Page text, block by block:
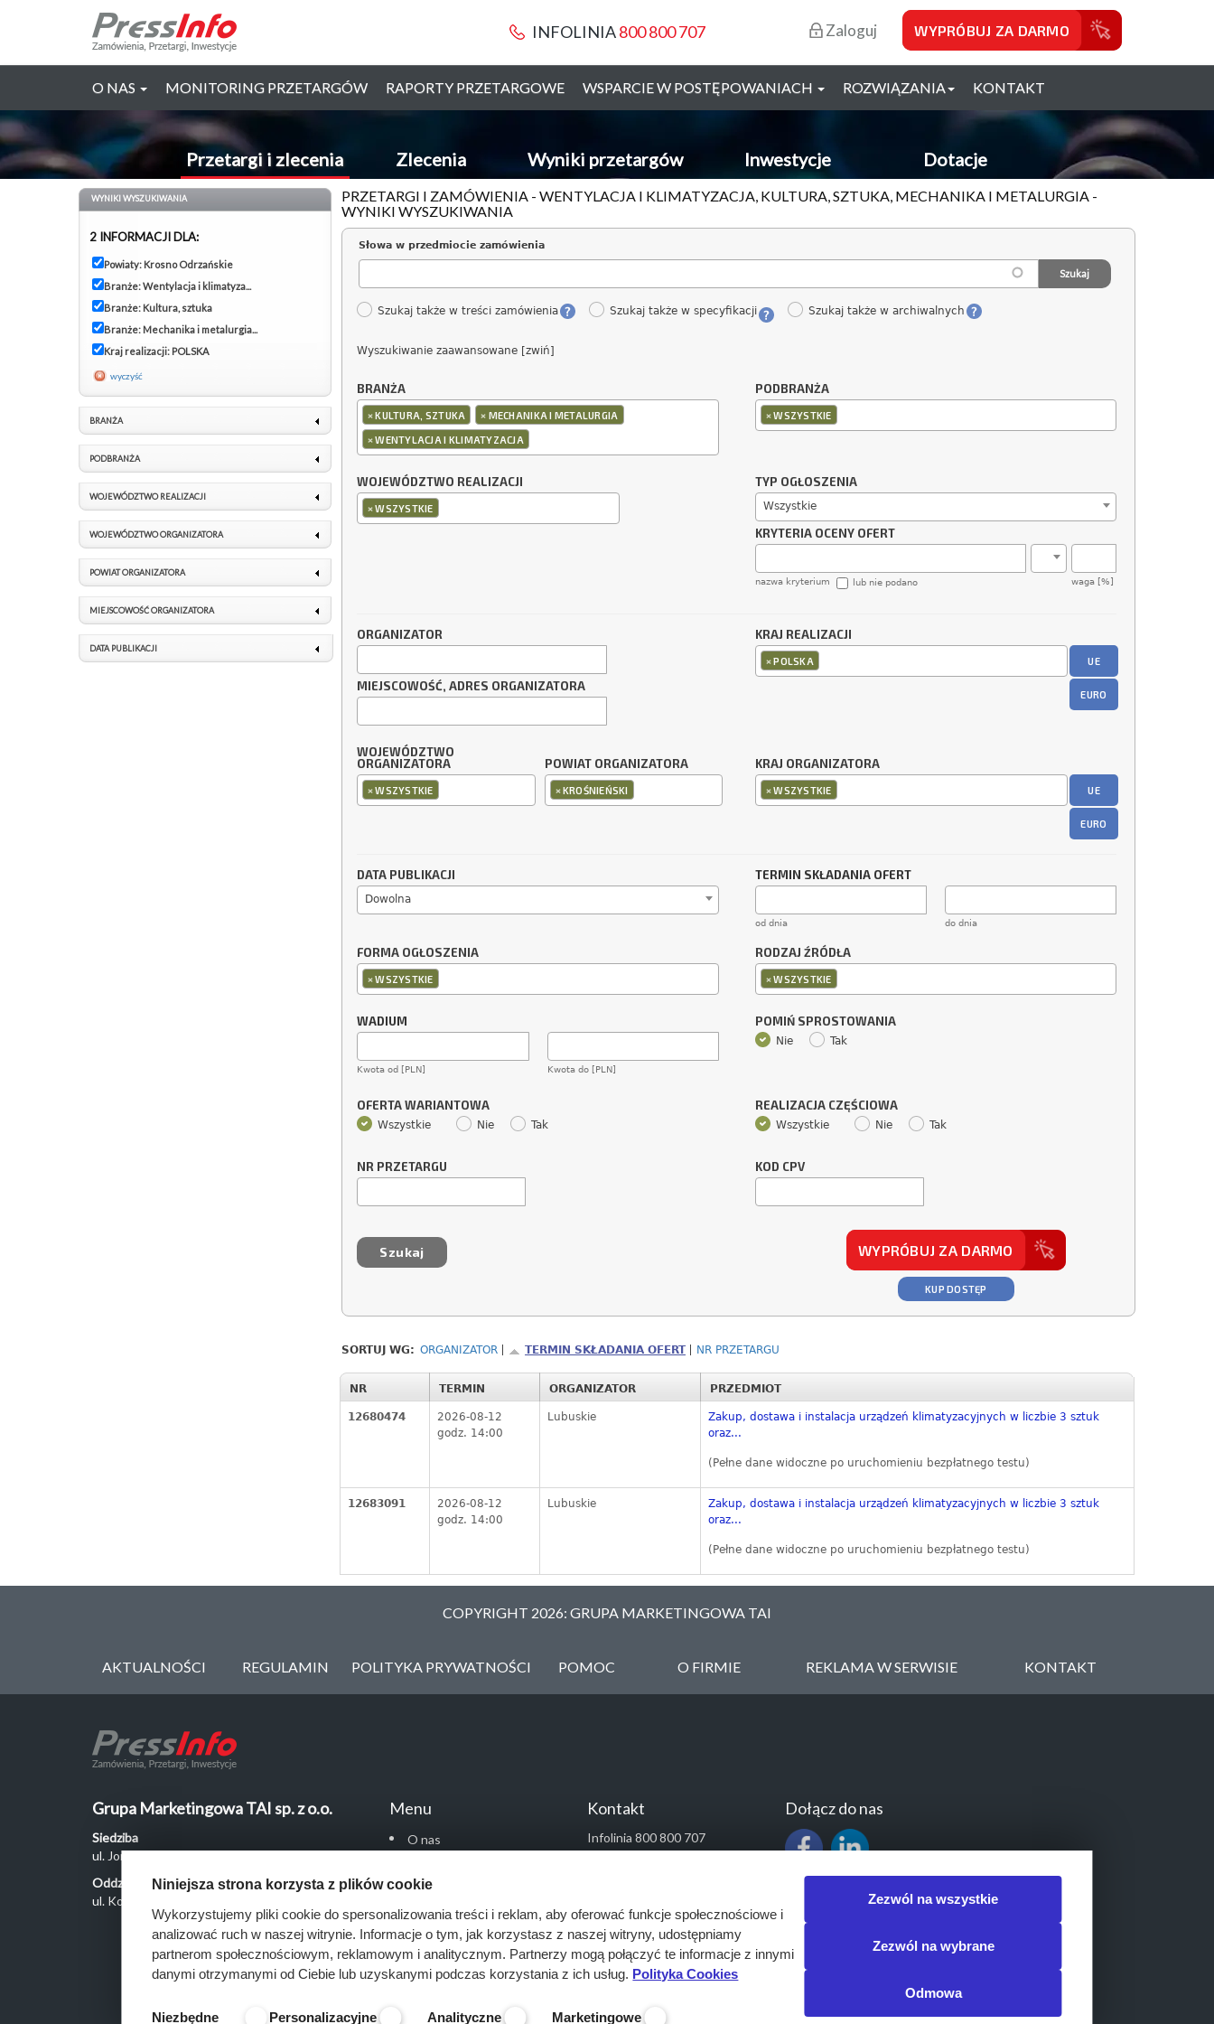
INFOLINIA800 800 707 Zaloguj WYPRÓBUJ ZA DARMO
O NAS MONITORING PRZETARGÓW RAPORTY PRZETARGOWE WSPARCIE W POSTĘPOWANIACH ROZWIĄZANIA KONTAKT
Przetargi i zlecenia Zlecenia Wyniki przetargów Inwestycje Dotacje
PRZETARGI I ZAMÓWIENIA - WENTYLACJA I KLIMATYZACJA, KULTURA, SZTUKA, MECHANIKA I METALURGIA -
WYNIKI WYSZUKIWANIA
Słowa w przedmiocie zamówienia
Szukaj także w treści zamówienia Szukaj także w specyfikacji Szukaj także w archiwalnych
Wyszukiwanie zaawansowane [zwiń]
BRANŻA
×KULTURA, SZTUKA × MECHANIKA I METALURGIA
×WENTYLACJA I KLIMATYZACJA
PODBRANŻA
×WSZYSTKIE
WOJEWÓDZTWO REALIZACJI
×WSZYSTKIE
TYP OGŁOSZENIA
Wszystkie
KRYTERIA OCENY OFERT
nazwa kryterium waga [%]
lub nie podano
ORGANIZATOR
MIEJSCOWOŚĆ, ADRES ORGANIZATORA
KRAJ REALIZACJI
×POLSKA UE
EURO
WOJEWÓDZTWO
ORGANIZATORA
×WSZYSTKIE
POWIAT ORGANIZATORA
×KROŚNIEŃSKI
KRAJ ORGANIZATORA
×WSZYSTKIE UE
EURO
DATA PUBLIKACJI
Dowolna
TERMIN SKŁADANIA OFERT
od dnia do dnia
FORMA OGŁOSZENIA
×WSZYSTKIE
RODZAJ ŹRÓDŁA
×WSZYSTKIE
WADIUM
Kwota od [PLN] Kwota do [PLN]
POMIŃ SPROSTOWANIA
Nie Tak
OFERTA WARIANTOWA
Wszystkie Nie Tak
REALIZACJA CZĘŚCIOWA
Wszystkie Nie Tak
NR PRZETARGU KOD CPV
WYPRÓBUJ ZA DARMO
KUP DOSTĘP
SORTUJ WG: ORGANIZATOR TERMIN SKŁADANIA OFERT NR PRZETARGU
NR TERMIN ORGANIZATOR PRZEDMIOT
12680474
2026-08-12
godz. 14:00
Lubuskie
Zakup, dostawa i instalacja urządzeń klimatyzacyjnych w liczbie 3 sztuk
oraz...
(Pełne dane widoczne po uruchomieniu bezpłatnego testu)
12683091
2026-08-12
godz. 14:00
Lubuskie
Zakup, dostawa i instalacja urządzeń klimatyzacyjnych w liczbie 3 sztuk
oraz...
(Pełne dane widoczne po uruchomieniu bezpłatnego testu)
WYNIKI WYSZUKIWANIA
2 INFORMACJI DLA:
Powiaty: Krosno Odrzańskie
Branże: Wentylacja i klimatyza...
Branże: Kultura, sztuka
Branże: Mechanika i metalurgia...
Kraj realizacji: POLSKA
wyczyść
BRANŻA
PODBRANŻA
WOJEWÓDZTWO REALIZACJI
WOJEWÓDZTWO ORGANIZATORA
POWIAT ORGANIZATORA
MIEJSCOWOŚĆ ORGANIZATORA
DATA PUBLIKACJI
COPYRIGHT 2026: GRUPA MARKETINGOWA TAI
AKTUALNOŚCI REGULAMIN POLITYKA PRYWATNOŚCI POMOC O FIRMIE REKLAMA W SERWISIE KONTAKT
Grupa Marketingowa TAI sp. z o.o.
Siedziba
ul. Jordanowska 12, 04-204 Warszawa
Oddział Poznań
ul. Kochanowskiego 18/6, 60-846 Poznań
Menu
O nas
Monitoring przetargów
Raporty przetargowe
Ustawienia cookies
Kontakt
Kontakt
Infolinia 800 800 707
kontakt@pressinfo.pl
Dołącz do nas
Niniejsza strona korzysta z plików cookie
Wykorzystujemy pliki cookie do spersonalizowania treści i reklam, aby oferować funkcje społecznościowe i
analizować ruch w naszej witrynie. Informacje o tym, jak korzystasz z naszej witryny, udostępniamy
partnerom społecznościowym, reklamowym i analitycznym. Partnerzy mogą połączyć te informacje z innymi
danymi otrzymanymi od Ciebie lub uzyskanymi podczas korzystania z ich usług. Polityka Cookies
Niezbędne Personalizacyjne Analityczne Marketingowe
Zezwól na wszystkie
Zezwól na wybrane
Odmowa